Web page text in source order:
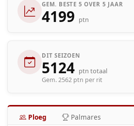
GEM. BESTE 5 OVER 5 JAAR
4199 ptn
DIT SEIZOEN
5124 ptn totaal
Gem. 2562 ptn per rit
Ploeg Palmares